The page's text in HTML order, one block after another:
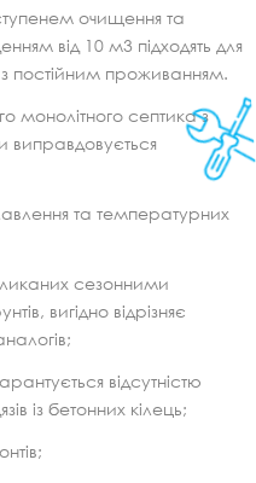
очищення та
від 10 м3 підходять для
з постійним проживанням.
монолітного септика з
виправдовується
та температурних
сезонними
вигідно відрізняє
відсутністю
із бетонних кілець;